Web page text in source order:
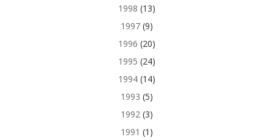
1998 (13)
1997(9)
1996 (20)
1995 (24)
1994(14)
1993 (5)
1992(3)
1991 (1)